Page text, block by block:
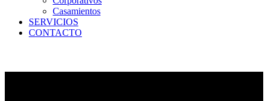
Casamientos
SERVICIOS
CONTACTO